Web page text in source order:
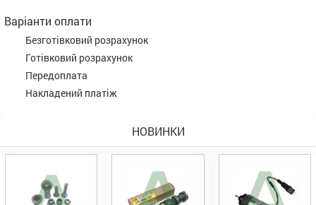
Варіанти оплати
Безготівковий розрахунок
Готівковий розрахунок
Передоплата
Накладений платіж
НОВИНКИ